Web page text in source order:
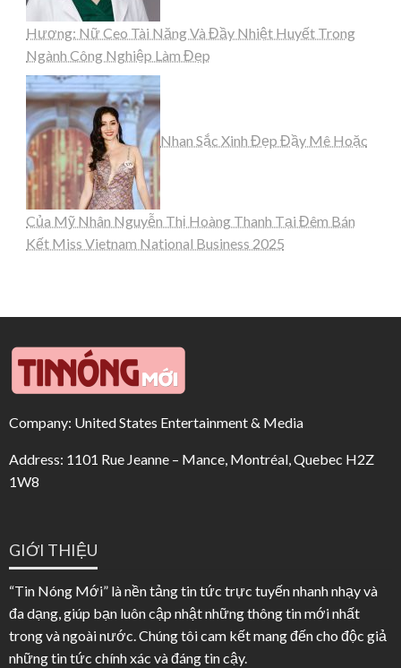
Hương: Nữ Ceo Tài Năng Và Đầy Nhiệt Huyết Trong
Ngành Công Nghiệp Làm Đẹp
Nhan Sắc Xinh Đẹp Đầy Mê Hoặc
Của Mỹ Nhân Nguyễn Thị Hoàng Thanh Tại Đêm Bán
Kết Miss Vietnam National Business 2025
Company: United States Entertainment & Media
Address: 1101 Rue Jeanne – Mance, Montréal, Quebec H2Z
1W8
GIỚI THIỆU
“Tin Nóng Mới” là nền tảng tin tức trực tuyến nhanh nhạy và
đa dạng, giúp bạn luôn cập nhật những thông tin mới nhất
trong và ngoài nước. Chúng tôi cam kết mang đến cho độc giả
những tin tức chính xác và đáng tin cậy.